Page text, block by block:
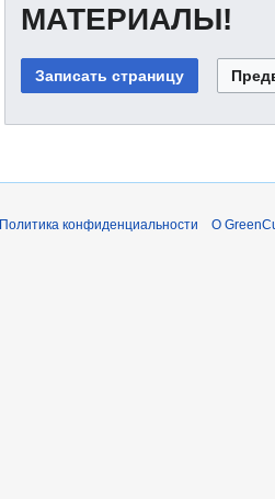
МАТЕРИАЛЫ!
Политика конфиденциальности О